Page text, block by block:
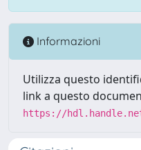
Informazioni
Utilizza questo
link a questo
https://